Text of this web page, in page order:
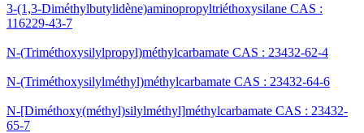
3-(1,3-Diméthylbutylidène)aminopropyltriéthoxysilane CAS :
116229-43-7
N-(Triméthoxysilylpropyl)méthylcarbamate CAS : 23432-62-4
N-(Triméthoxysilylméthyl)méthylcarbamate CAS : 23432-64-6
N-[Diméthoxy(méthyl)silylméthyl]méthylcarbamate CAS : 23432-
65-7